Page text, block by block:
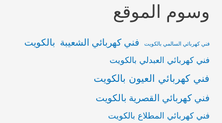
وسوم الموقع
فني كهربائي السالمي بالكويت فني كهربائي الشعيبة بالكويت
فني كهربائي العبدلي بالكويت
فني كهربائي العيون بالكويت
فني كهربائي القصرية بالكويت
فني كهربائي المطلاع بالكويت